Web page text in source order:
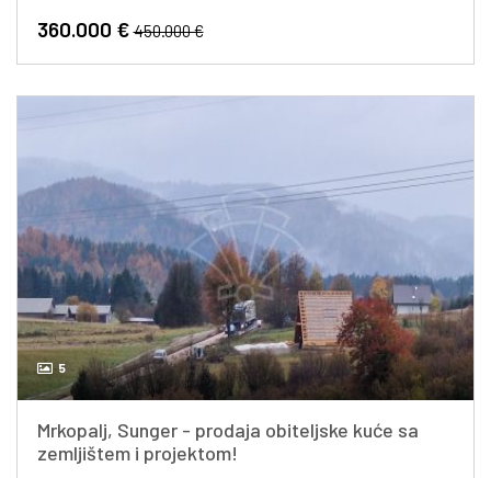
360.000 €450.000 €
5
Mrkopalj, Sunger - prodaja obiteljske kuće sa
zemljištem i projektom!